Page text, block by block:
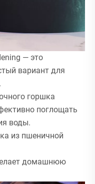
— это
вариант для
горшка
поглощать
воды.
из пшеничной
домашнюю